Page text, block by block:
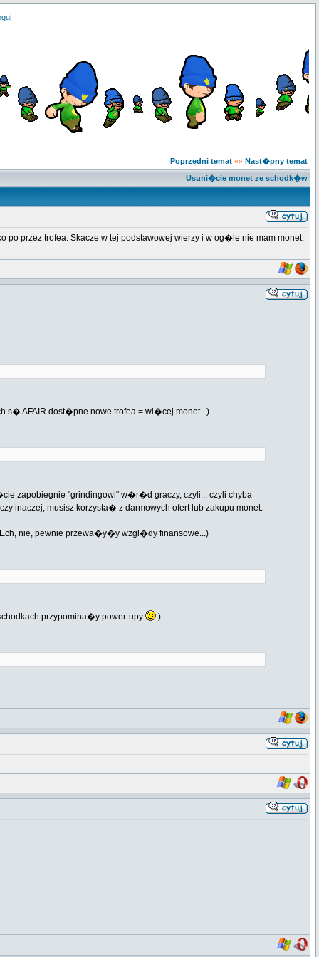
Poprzedni temat «» Nast�pny temat
Usuni�cie monet ze schodk�w
przez trofea. Skacze w tej podstawowej wierzy i w og�le nie mam monet.
AFAIR dost�pne nowe trofea = wi�cej monet...)
zapobiegnie "grindingowi" w�r�d graczy, czyli... czyli chyba
musisz korzysta� z darmowych ofert lub zakupu monet.
nie, pewnie przewa�y�y wzgl�dy finansowe...)
przypomina�y power-upy ).